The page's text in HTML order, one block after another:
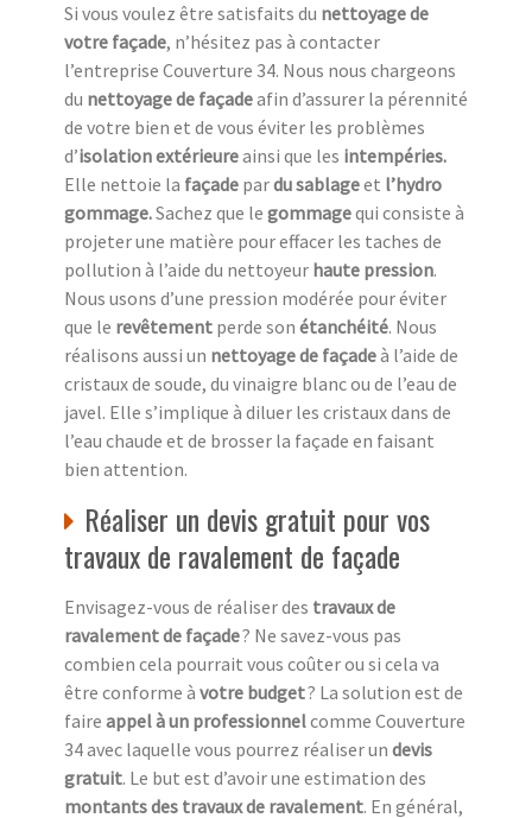
Si vous voulez être satisfaits du nettoyage de
votre façade, n’hésitez pas à contacter
l’entreprise Couverture 34. Nous nous chargeons
du nettoyage de façadeafin d’assurer la pérennité
de votre bien et de vous éviter les problèmes
d’isolation extérieureainsi que les intempéries.
Elle nettoie la façade pardu sablageet l’hydro
gommage.Sachez que le gommagequi consiste à
projeter une matière pour effacer les taches de
pollution à l’aide du nettoyeur haute pression.
Nous usons d’une pression modérée pour éviter
que le revêtement perde son étanchéité. Nous
réalisons aussi un nettoyage de façadeà l’aide de
cristaux de soude, du vinaigre blanc ou de l’eau de
javel. Elle s’implique à diluer les cristaux dans de
l’eau chaude et de brosser la façade en faisant
bien attention.
Réaliser un devis gratuit pour vos
travaux de ravalement de façade
Envisagez-vous de réaliser des travaux de
ravalement de façade? Ne savez-vous pas
combien cela pourrait vous coûter ou si cela va
être conforme à votre budget? La solution est de
faire appel à un professionnelcomme Couverture
34 avec laquelle vous pourrez réaliser un devis
gratuit. Le but est d’avoir une estimation des
montants des travaux de ravalement. En général,